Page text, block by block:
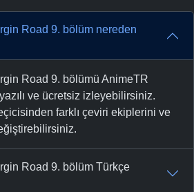
Road 9. bölüm nereden
Road 9. bölümü AnimeTR
ve ücretsiz izleyebilirsiniz.
farklı çeviri ekiplerini ve
Road 9. bölüm Türkçe